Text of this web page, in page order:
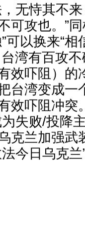
无恃其不
可攻也。”
可以换来“相
湾有百攻
效吓阻）的
台湾变成一
效吓阻冲突
失败/投降
克兰加强武
今日乌克